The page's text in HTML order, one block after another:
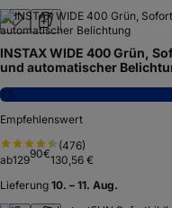
INSTAX WIDE 400 Grün,
und automatischer
7,5
Empfehlenswert
(476)
ab12990€130,56 €
Lieferung 10. – 11. Aug.